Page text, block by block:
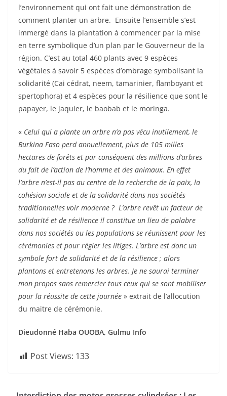
l’environnement qui ont fait une démonstration de
comment planter un arbre. Ensuite l’ensemble s’est
immergé dans la plantation à commencer par la mise
en terre symbolique d’un plan par le Gouverneur de la
région. C’est au total 460 plants avec 9 espèces
végétales à savoir 5 espèces d’ombrage symbolisant la
solidarité (Cai cédrat, neem, tamarinier, flamboyant et
spertophora) et 4 espèces pour la résilience que sont le
papayer, le jaquier, le baobab et le moringa.
« Celui qui a plante un arbre n’a pas vécu inutilement, le
Burkina Faso perd annuellement, plus de 105 milles
hectares de forêts et par conséquent des millions d’arbres
du fait de l’action de l’homme et des animaux. En effet
l’arbre n’est-il pas au centre de la recherche de la paix, la
cohésion sociale et de la solidarité dans nos sociétés
traditionnelles voir moderne ? L’arbre revêt un facteur de
solidarité et de résilience il constitue un lieu de palabre
dans nos sociétés ou les populations se réunissent pour les
cérémonies et pour régler les litiges. L’arbre est donc un
symbole fort de solidarité et de la résilience ; alors
plantons et entretenons les arbres. Je ne saurai terminer
mon propos sans remercier tous ceux qui se sont mobiliser
pour la réussite de cette journée » extrait de l’allocution
du maitre de cérémonie.
Dieudonné Haba OUOBA, Gulmu Info
Post Views: 133